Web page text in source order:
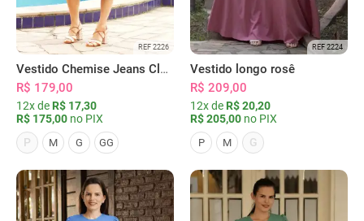
REF 2226
Vestido Chemise Jeans Clássica Serena
R$ 179,00
12x de R$ 17,30
R$ 175,00 no PIX
P
M G GG
REF 2224
Vestido longo rosê
R$ 209,00
12x de R$ 20,20
R$ 205,00 no PIX
P M G